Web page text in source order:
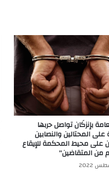
بإنزكَان تواصل حربها
على المحتالين والنصابين
على محيط المحكمة للإيقاع
من المتقاضين”